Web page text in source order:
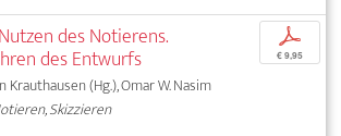
des Notierens.
des Entwurfs
Krauthausen (Hg.), Omar W. Nasim
Skizzieren
p
€ 9,95